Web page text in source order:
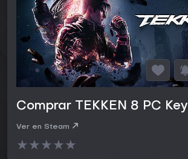
Comprar TEKKEN 8 PC Key
Ver en Steam
★★★★★